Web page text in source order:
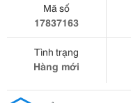
Mã số
17837163
Tình trạng
Hàng mới